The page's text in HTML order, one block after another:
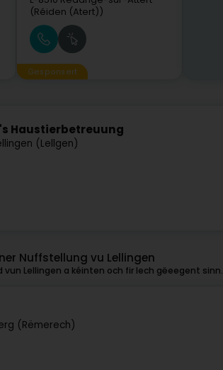
(Réiden (Atert))
Gesponsert
Haustierbetreuung
(Lellgen)
Nuffstellung vu Lellingen
vun Lellingen a kéinten och fir Iech gëeegent sinn.
(Rëmerech)